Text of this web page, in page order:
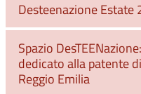
Desteenazione Estate
Spazio
dedicato alla patente
Reggio Emilia